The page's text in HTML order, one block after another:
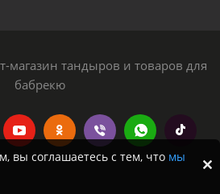
магазин тандыров и товаров для
бабрекю
вы соглашаетесь с тем, что мы